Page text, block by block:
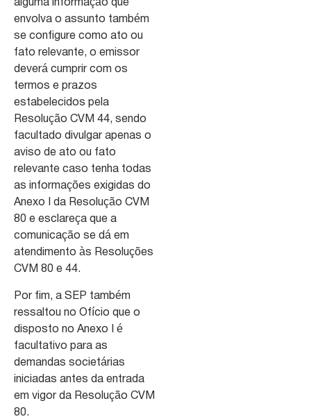
alguma informação que
envolva o assunto também
se configure como ato ou
fato relevante, o emissor
deverá cumprir com os
termos e prazos
estabelecidos pela
Resolução CVM 44, sendo
facultado divulgar apenas o
aviso de ato ou fato
relevante caso tenha todas
as informações exigidas do
Anexo I da Resolução CVM
80 e esclareça que a
comunicação se dá em
atendimento às Resoluções
CVM 80 e 44.
Por fim, a SEP também
ressaltou no Ofício que o
disposto no Anexo I é
facultativo para as
demandas societárias
iniciadas antes da entrada
em vigor da Resolução CVM
80.